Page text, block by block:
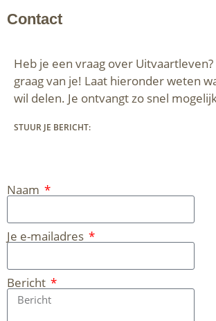
Contact
Heb je een vraag over
graag van je! Laat hieronder weten
wil delen. Je ontvangt zo snel
STUUR JE BERICHT:
Naam
Je e-mailadres
Bericht